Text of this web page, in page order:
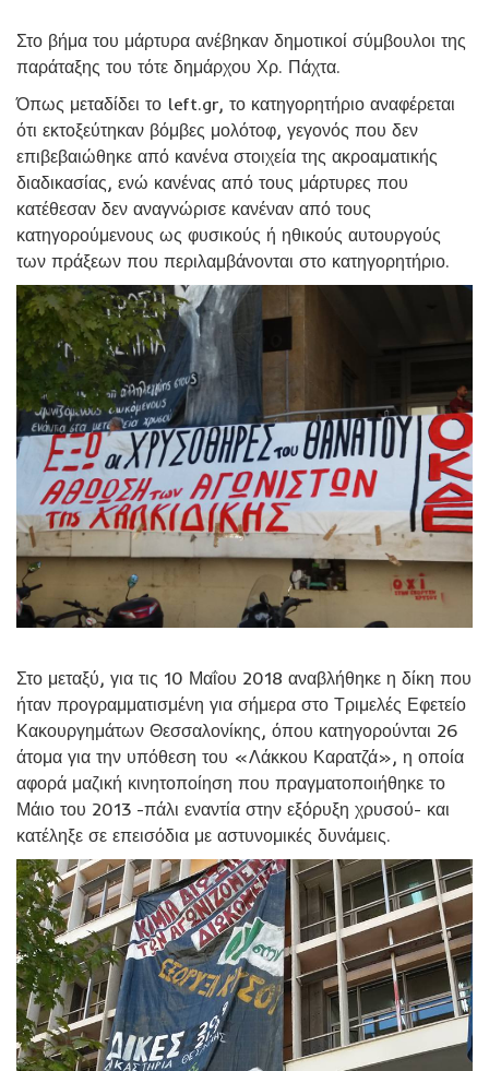
Στο βήμα του μάρτυρα ανέβηκαν δημοτικοί σύμβουλοι της
παράταξης του τότε δημάρχου Χρ. Πάχτα.
Όπως μεταδίδει το left.gr, το κατηγορητήριο αναφέρεται
ότι εκτοξεύτηκαν βόμβες μολότοφ, γεγονός που δεν
επιβεβαιώθηκε από κανένα στοιχεία της ακροαματικής
διαδικασίας, ενώ κανένας από τους μάρτυρες που
κατέθεσαν δεν αναγνώρισε κανέναν από τους
κατηγορούμενους ως φυσικούς ή ηθικούς αυτουργούς
των πράξεων που περιλαμβάνονται στο κατηγορητήριο.
Στο μεταξύ, για τις 10 Μαΐου 2018 αναβλήθηκε η δίκη που
ήταν προγραμματισμένη για σήμερα στο Τριμελές Εφετείο
Κακουργημάτων Θεσσαλονίκης, όπου κατηγορούνται 26
άτομα για την υπόθεση του «Λάκκου Καρατζά», η οποία
αφορά μαζική κινητοποίηση που πραγματοποιήθηκε το
Μάιο του 2013 -πάλι εναντία στην εξόρυξη χρυσού- και
κατέληξε σε επεισόδια με αστυνομικές δυνάμεις.